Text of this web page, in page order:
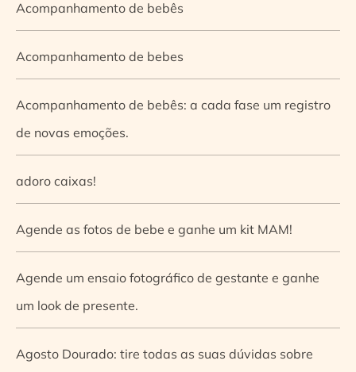
Acompanhamento de bebês
Acompanhamento de bebes
Acompanhamento de bebês: a cada fase um registro
de novas emoções.
adoro caixas!
Agende as fotos de bebe e ganhe um kit MAM!
Agende um ensaio fotográfico de gestante e ganhe
um look de presente.
Agosto Dourado: tire todas as suas dúvidas sobre